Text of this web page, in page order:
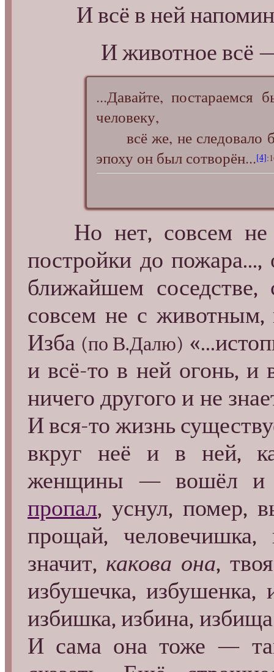
И всё в ней
И животное всё
...Давайте, постараемся
человеку,
всё же, не следовало
эпоху он был сотворён...[4]
Но нет, совсем не
постройки до
ближайшем
совсем не с
Изба (по В.Далю)
и всё-то в ней огонь,
ничего другого и не
И вся-то жизнь
вкруг неё и в ней,
женщины — вошёл и
пропал, уснул, помер,
прощай,
значит, какова она,
избушечка, избушенка,
избишка, избина,
И сама она тоже —